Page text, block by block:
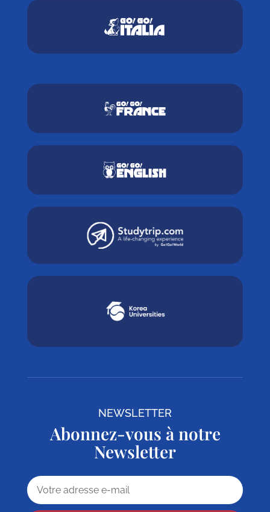
NEWSLETTER
Abonnez-vous à notre
Newsletter